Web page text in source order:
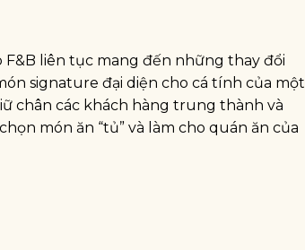
liên tục mang đến những thay đổi
signature đại diện cho cá tính của một
chân các khách hàng trung thành và
món ăn “tủ” và làm cho quán ăn của